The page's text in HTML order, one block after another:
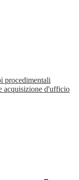
procedimentali
acquisizione d'ufficio